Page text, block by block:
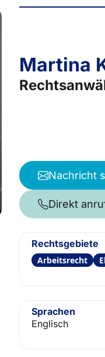
Martina
Nachricht
Direkt
Rechtsgebiete
Arbeitsrecht
Sprachen
Englisch